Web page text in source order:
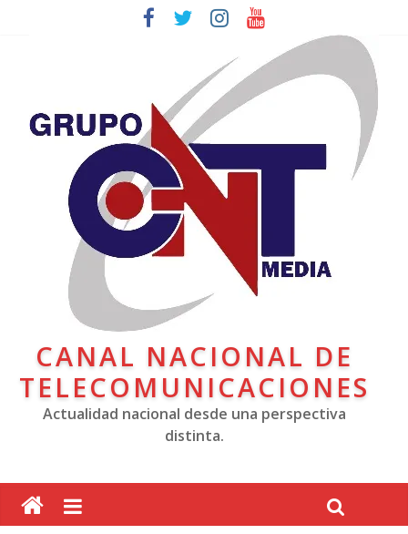
CANAL NACIONAL DE
TELECOMUNICACIONES
Actualidad nacional desde una perspectiva
distinta.